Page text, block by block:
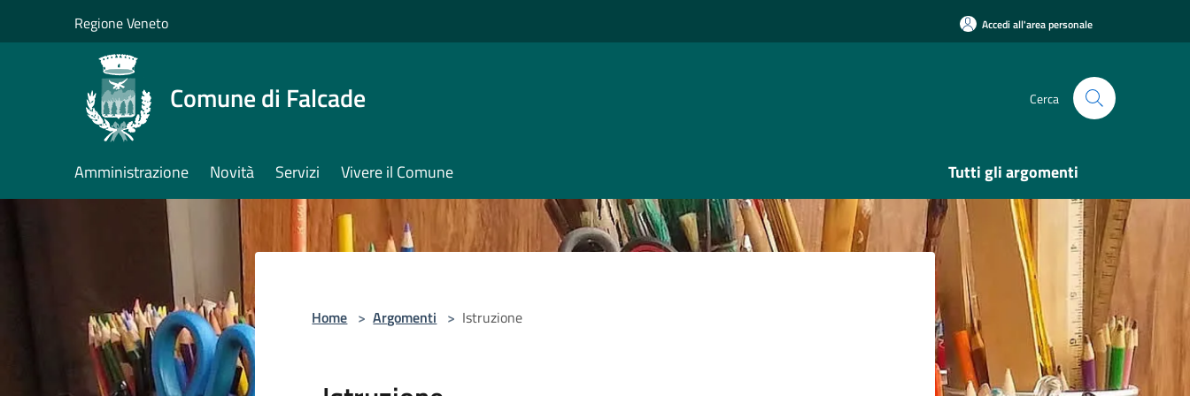
Regione Veneto Accedi all'area personale
Comune di Falcade Cerca
Amministrazione Novità Servizi Vivere il Comune Tutti gli argomenti
Home > Argomenti > Istruzione